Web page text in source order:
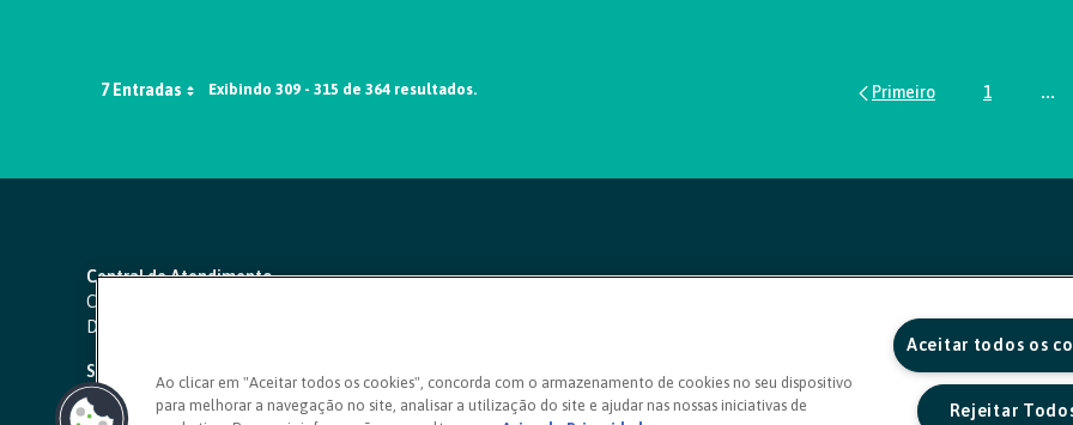
7 Entradas Exibindo 309 - 315 de 364 resultados.
Página
1 ...
Central de Atendimento
Capitais e regiões metropolitanas:
Demais localidades:
SAC 24 horas
Ouvidoria
Ao clicar em "Aceitar todos os cookies", concorda com o armazenamento de cookies no seu dispositivo
para melhorar a navegação no site, analisar a utilização do site e ajudar nas nossas iniciativas de
Aceitar todos os
Rejeitar